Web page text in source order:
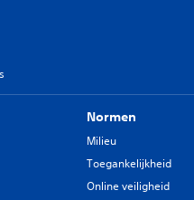
Normen
Milieu
Toegankelijkheid
Online veiligheid